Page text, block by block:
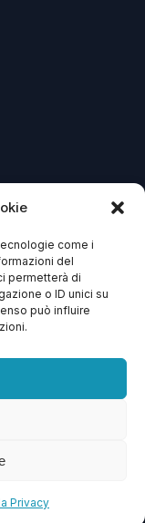
come i
del
permetterà di
o ID unici su
può influire
Privacy